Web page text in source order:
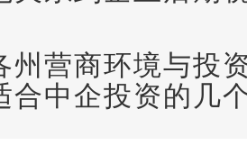
州营商环境与投
合中企投资的几